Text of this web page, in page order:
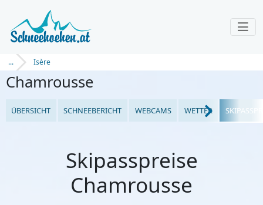
... Isère
Chamrousse
ÜBERSICHT SCHNEEBERICHT WEBCAMS WETTER
Skipasspreise
Chamrousse